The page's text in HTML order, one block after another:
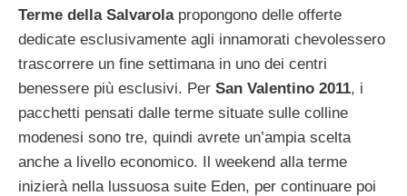
Terme della Salvarolapropongono delle offerte
dedicate esclusivamente agli innamorati chevolessero
trascorrere un fine settimana in uno dei centri
benessere più esclusivi. Per San Valentino 2011, i
pacchetti pensati dalle terme situate sulle colline
modenesi sono tre, quindi avrete un’ampia scelta
anche a livello economico. Il weekend alla terme
inizierà nella lussuosa suite Eden, per continuare poi